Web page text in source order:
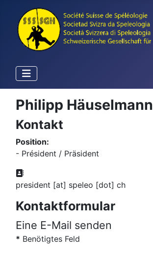
Philipp Häuselmann
Kontakt
Position:
- Président / Präsident
Adresse:
president [at] speleo [dot] ch
Kontaktformular
Eine E-Mail senden
* Benötigtes Feld